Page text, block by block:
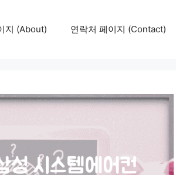
지 (About) 연락처 페이지 (Contact)